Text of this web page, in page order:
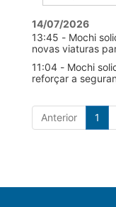
14/07/2026
13:45 - Mochi
novas viaturas
11:04 - Mochi
reforçar a
Anterior 1